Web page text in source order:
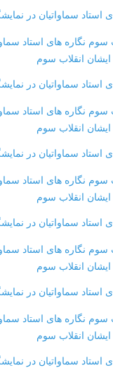
استاد سماواتیان در
سوم نگاره های استاد
ایشان انقلاب سوم
استاد سماواتیان در
سوم نگاره های استاد
ایشان انقلاب سوم
استاد سماواتیان در
سوم نگاره های استاد
ایشان انقلاب سوم
استاد سماواتیان در
سوم نگاره های استاد
ایشان انقلاب سوم
استاد سماواتیان در
سوم نگاره های استاد
ایشان انقلاب سوم
استاد سماواتیان در